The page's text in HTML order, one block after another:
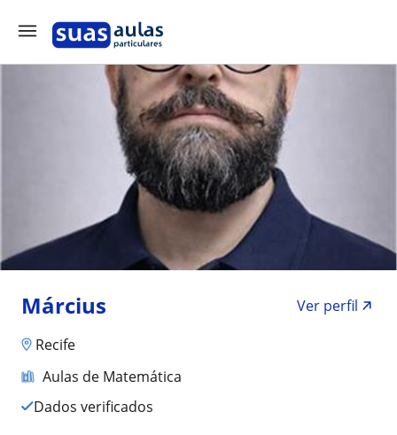
Március
Ver perfil
Recife
Aulas de Matemática
Dados verificados